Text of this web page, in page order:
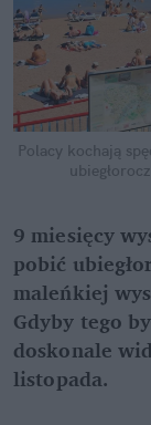
Polacy kochają
9 miesięcy
pobić
maleńkiej
Gdyby tego
doskonale
listopada.